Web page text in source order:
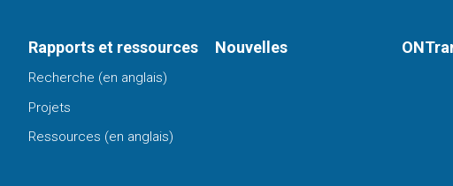
Rapports et ressources
Recherche (en anglais)
Projets
Ressources (en anglais)
Nouvelles